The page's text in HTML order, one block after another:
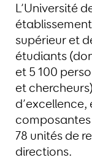
L’Université
supérieur et
étudiants
et 5 100
et
d’excellence,
78 unités de
directions.